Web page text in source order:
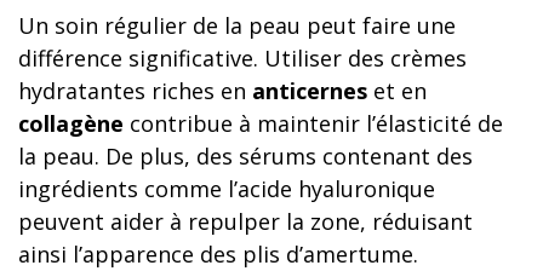
Un soin régulier de la peau peut faire une
différence significative. Utiliser des crèmes
hydratantes riches en anticernes et en
collagène contribue à maintenir l’élasticité de
la peau. De plus, des sérums contenant des
ingrédients comme l’acide hyaluronique
peuvent aider à repulper la zone, réduisant
ainsi l’apparence des plis d’amertume.